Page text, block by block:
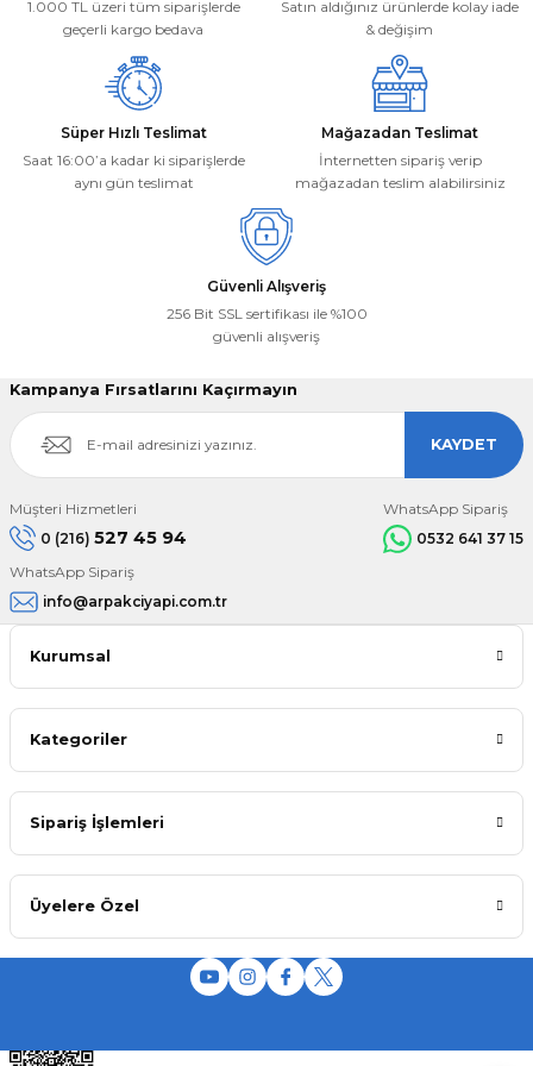
Bu ürüne benzer farklı alternatifler olmalı.
1.000 TL üzeri tüm siparişlerde
geçerli kargo bedava
Satın aldığınız ürünlerde kolay iade
& değişim
Süper Hızlı Teslimat
Saat 16:00’a kadar ki siparişlerde
aynı gün teslimat
Mağazadan Teslimat
İnternetten sipariş verip
mağazadan teslim alabilirsiniz
Güvenli Alışveriş
256 Bit SSL sertifikası ile %100
güvenli alışveriş
Kampanya Fırsatlarını Kaçırmayın
KAYDET
Müşteri Hizmetleri
0 (216) 527 45 94
WhatsApp Sipariş
0532 641 37 15
WhatsApp Sipariş
info@arpakciyapi.com.tr
Kurumsal
Kategoriler
Sipariş İşlemleri
Üyelere Özel